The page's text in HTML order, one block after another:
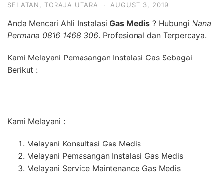
SELATAN
TORAJA UTARA · AUGUST 3, 2019
Anda Mencari Ahli Instalasi Gas Medis ? Hubungi Nana
Permana 0816 1468 306. Profesional dan Terpercaya.
Kami Melayani Pemasangan Instalasi Gas Sebagai
Berikut :
Kami Melayani :
Melayani Konsultasi Gas Medis
Melayani Pemasangan Instalasi Gas Medis
Melayani Service Maintenance Gas Medis